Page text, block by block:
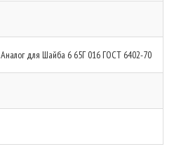
Аналог для Шайба 6 65Г 016 ГОСТ 6402-70